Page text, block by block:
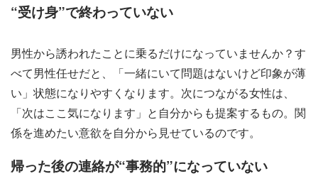
“受け身”で終わっていない
男性から誘われたことに乗るだけになっていませんか？す
べて男性任せだと、「一緒にいて問題はないけど印象が薄
い」状態になりやすくなります。次につながる女性は、
「次はここ気になります」と自分からも提案するもの。関
係を進めたい意欲を自分から見せているのです。
帰った後の連絡が“事務的”になっていない